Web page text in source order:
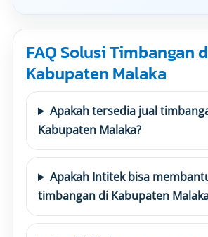
FAQ Solusi Timbangan
Kabupaten Malaka
Apakah tersedia jual
Kabupaten Malaka?
Apakah Intitek bisa
timbangan di Kabupaten